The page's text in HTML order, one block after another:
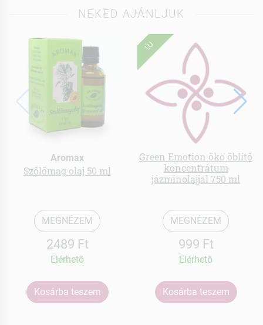
NEKED AJÁNLJUK
Aromax
Szőlőmag olaj 50 ml
MEGNÉZEM
2489 Ft
Elérhetõ
Kosárba teszem
ÚJ
Green Emotion öko öblítő
koncentrátum
jázminolajjal 750 ml
MEGNÉZEM
999 Ft
Elérhetõ
Kosárba teszem